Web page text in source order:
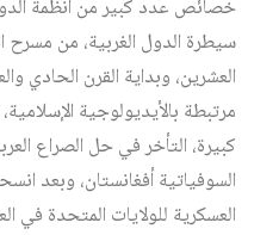
خصائص عدد كبير من أنظمة
سيطرة الدول الغربية، من مسرح
العشرين، وبداية القرن الحادي
مرتبطة بالأيديولوجية
كبيرة، التأخر في حل الصراع
السوفياتية أفغانستان، وبعد
العسكرية للولايات المتحدة في